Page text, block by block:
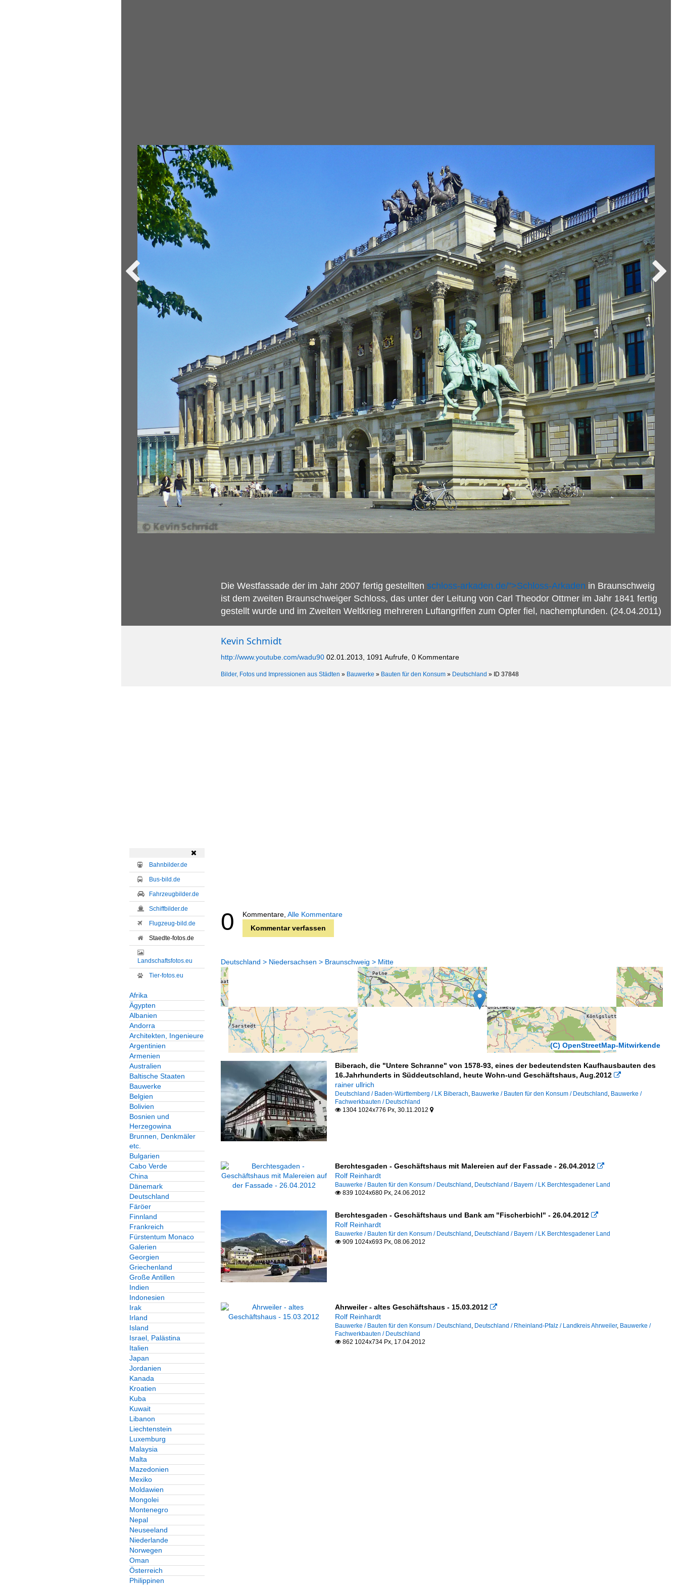
Die Westfassade der im Jahr 2007 fertig gestellten schloss-arkaden.de/">Schloss-Arkaden in Braunschweig
ist dem zweiten Braunschweiger Schloss, das unter der Leitung von Carl Theodor Ottmer im Jahr 1841 fertig
gestellt wurde und im Zweiten Weltkrieg mehreren Luftangriffen zum Opfer fiel, nachempfunden. (24.04.2011)
Kevin Schmidt
http://www.youtube.com/wadu90 02.01.2013, 1091 Aufrufe, 0 Kommentare
Bilder, Fotos und Impressionen aus Städten » Bauwerke » Bauten für den Konsum » Deutschland » ID 37848

Bahnbilder.de
Bus-bild.de
Fahrzeugbilder.de
Schiffbilder.de
Flugzeug-bild.de
Staedte-fotos.de
Landschaftsfotos.eu
Tier-fotos.eu
Afrika
Ägypten
Albanien
Andorra
Architekten, Ingenieure
Argentinien
Armenien
Australien
Baltische Staaten
Bauwerke
Belgien
Bolivien
Bosnien und
Herzegowina
Brunnen, Denkmäler
etc.
Bulgarien
Cabo Verde
China
Dänemark
Deutschland
Färöer
Finnland
Frankreich
Fürstentum Monaco
Galerien
Georgien
Griechenland
Große Antillen
Indien
Indonesien
Irak
Irland
Island
Israel, Palästina
Italien
Japan
Jordanien
Kanada
Kroatien
Kuba
Kuwait
Libanon
Liechtenstein
Luxemburg
Malaysia
Malta
Mazedonien
Mexiko
Moldawien
Mongolei
Montenegro
Nepal
Neuseeland
Niederlande
Norwegen
Oman
Österreich
Philippinen
0 Kommentare,Alle Kommentare
Kommentar verfassen
Deutschland > Niedersachsen > Braunschweig > Mitte
(C) OpenStreetMap-Mitwirkende
Biberach, die "Untere Schranne" von 1578-93, eines der bedeutendsten Kaufhausbauten des
16.Jahrhunderts in Süddeutschland, heute Wohn-und Geschäftshaus, Aug.2012 
rainer ullrich
Deutschland / Baden-Württemberg / LK Biberach, Bauwerke / Bauten für den Konsum / Deutschland , Bauwerke /
Fachwerkbauten / Deutschland
 1304 1024x776 Px, 30.11.2012
Berchtesgaden - Geschäftshaus mit Malereien auf der Fassade - 26.04.2012 
Rolf Reinhardt
Bauwerke / Bauten für den Konsum / Deutschland , Deutschland / Bayern / LK Berchtesgadener Land
 839 1024x680 Px, 24.06.2012
Berchtesgaden - Geschäftshaus und Bank am "Fischerbichl" - 26.04.2012 
Rolf Reinhardt
Bauwerke / Bauten für den Konsum / Deutschland , Deutschland / Bayern / LK Berchtesgadener Land
 909 1024x693 Px, 08.06.2012
Ahrweiler - altes Geschäftshaus - 15.03.2012 
Rolf Reinhardt
Bauwerke / Bauten für den Konsum / Deutschland , Deutschland / Rheinland-Pfalz / Landkreis Ahrweiler, Bauwerke /
Fachwerkbauten / Deutschland
 862 1024x734 Px, 17.04.2012